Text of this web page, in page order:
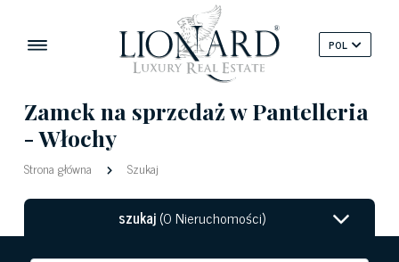
POL
Zamek na sprzedaż w Pantelleria
- Włochy
Strona główna Szukaj
szukaj(0 Nieruchomości)